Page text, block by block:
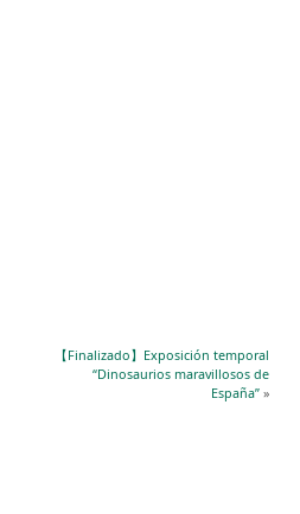
【Finalizado】Exposición temporal
“Dinosaurios maravillosos de
España”»